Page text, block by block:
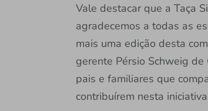
Vale destacar que a Taça
agradecemos a todas as
mais uma edição desta
gerente Pérsio Schweig
pais e familiares que
contribuírem nesta